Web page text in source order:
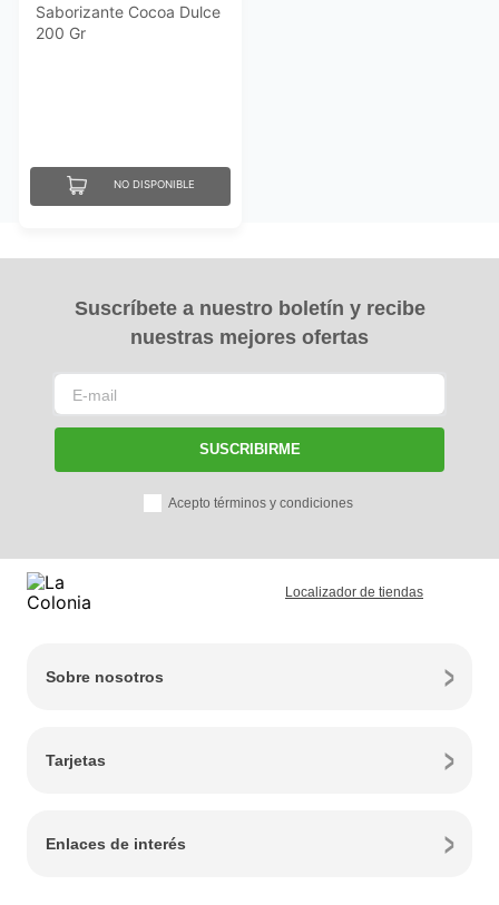
Saborizante Cocoa Dulce
200 Gr
NO DISPONIBLE
Suscríbete a nuestro boletín y recibe
nuestras mejores ofertas
SUSCRIBIRME
Acepto términos y condiciones
Localizador de tiendas
Sobre nosotros
Tarjetas
Enlaces de interés